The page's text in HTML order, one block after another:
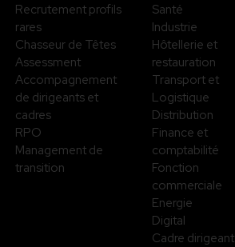
Recrutement profils
rares
Chasseur de Têtes
Assessment
Accompagnement
de dirigeants et
cadres
RPO
Management de
transition
Santé
Industrie
Hôtellerie et
restauration
Transport et
Logistique
Distribution
Finance et
comptabilité
Fonction
commerciale
Energie
Digital
Cadre dirigeant